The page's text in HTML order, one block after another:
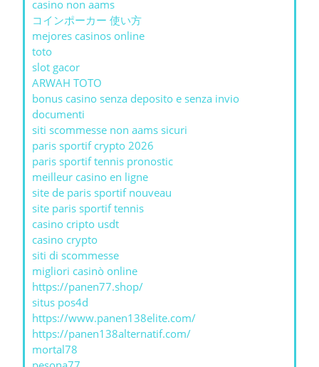
casino non aams
コインポーカー 使い方
mejores casinos online
toto
slot gacor
ARWAH TOTO
bonus casino senza deposito e senza invio
documenti
siti scommesse non aams sicuri
paris sportif crypto 2026
paris sportif tennis pronostic
meilleur casino en ligne
site de paris sportif nouveau
site paris sportif tennis
casino cripto usdt
casino crypto
siti di scommesse
migliori casinò online
https://panen77.shop/
situs pos4d
https://www.panen138elite.com/
https://panen138alternatif.com/
mortal78